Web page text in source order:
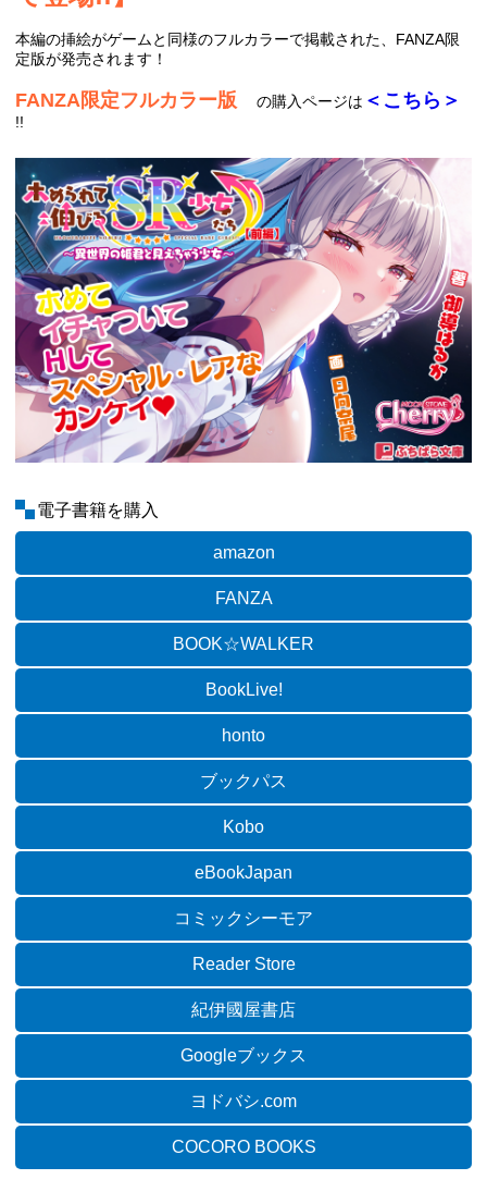
本編の挿絵がゲームと同様のフルカラーで掲載された、FANZA限
定版が発売されます！
FANZA限定フルカラー版 の購入ページは ＜こちら＞
!!
電子書籍を購入
amazon
FANZA
BOOK☆WALKER
BookLive!
honto
ブックパス
Kobo
eBookJapan
コミックシーモア
Reader Store
紀伊國屋書店
Googleブックス
ヨドバシ.com
COCORO BOOKS